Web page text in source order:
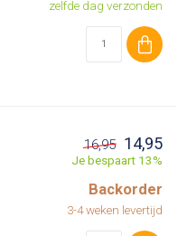
zelfde dag verzonden
16,95 14,95
Je bespaart 13%
Backorder
3-4 weken levertijd